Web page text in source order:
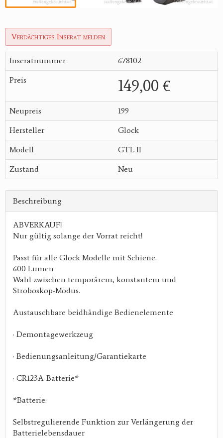
Verdächtiges Inserat melden
Inseratnummer 678102
Preis 149,00 €
Neupreis 199
Hersteller Glock
Modell GTL II
Zustand Neu
Beschreibung
ABVERKAUF!
Nur gültig solange der Vorrat reicht!
Passt für alle Glock Modelle mit Schiene.
600 Lumen
Wahl zwischen temporärem, konstantem und
Stroboskop-Modus.
Austauschbare beidhändige Bedienelemente
· Demontagewerkzeug
· Bedienungsanleitung/Garantiekarte
· CR123A-Batterie*
*Batterie:
Selbstregulierende Funktion zur Verlängerung der
Batterielebensdauer